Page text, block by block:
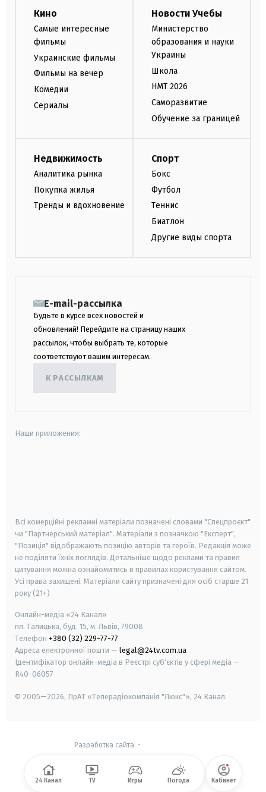
Кино
Самые интересные
фильмы
Украинские фильмы
Фильмы на вечер
Комедии
Сериалы
Новости Учебы
Министерство
образования и науки
Украины
Школа
НМТ 2026
Саморазвитие
Обучение за границей
Недвижимость
Аналитика рынка
Покупка жилья
Тренды и вдохновение
Спорт
Бокс
Футбол
Теннис
Биатлон
Другие виды спорта
E-mail-рассылка
Будьте в курсе всех новостей и
обновлений! Перейдите на страницу наших
рассылок, чтобы выбрать те, которые
соответствуют вашим интересам.
К РАССЫЛКАМ
Наши приложения:
Всі комерційні рекламні матеріали позначені словами "Спецпроєкт"
чи "Партнерський матеріал". Матеріали з позначкою "Експерт",
"Позиція" відображають позицію авторів та героїв. Редакція може
не поділяти їхніх поглядів. Детальніше щодо реклами та правил
цитування можна ознайомитись в правилах користування сайтом.
Усі права захищені. Матеріали сайту призначені для осіб старше 21
року (21+)
Онлайн-медіа «24 Канал»
пл. Галицька, буд. 15, м. Львів, 79008
Телефон +380 (32) 229-77-77
Адреса електронної пошти — legal@24tv.com.ua
Ідентифікатор онлайн-медіа в Реєстрі суб'єктів у сфері медіа —
R40-06057
© 2005—2026, ПрАТ «Телерадіокомпанія "Люкс"», 24 Канал.
Разработка сайта -
24 Канал TV Игры Погода Кабинет